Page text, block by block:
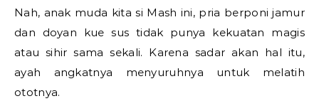
Nah, anak muda kita si Mash ini, pria berponi jamur
dan doyan kue sus tidak punya kekuatan magis
atau sihir sama sekali. Karena sadar akan hal itu,
ayah angkatnya menyuruhnya untuk melatih
ototnya.